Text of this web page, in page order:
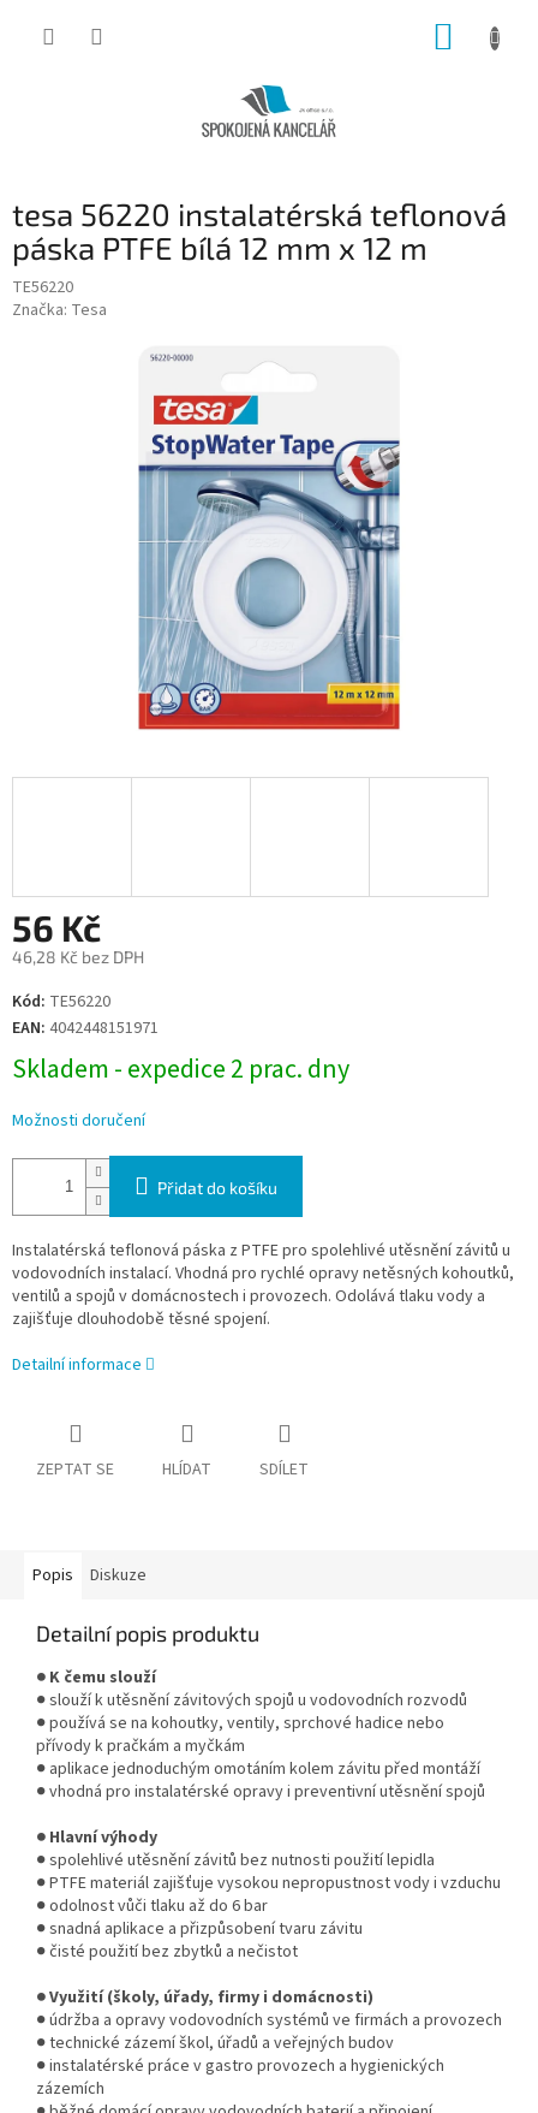
tesa 56220 instalatérská teflonová
páska PTFE bílá 12 mm x 12 m
TE56220
Značka: Tesa
56 Kč
46,28 Kč bez DPH
Měrná
cena:
Kód: TE56220
EAN: 4042448151971
Skladem - expedice 2 prac. dny
Možnosti doručení
Přidat do košíku
Instalatérská teflonová páska z PTFE pro spolehlivé utěsnění závitů u
vodovodních instalací. Vhodná pro rychlé opravy netěsných kohoutků,
ventilů a spojů v domácnostech i provozech. Odolává tlaku vody a
zajišťuje dlouhodobě těsné spojení.
Detailní informace
ZEPTAT SE HLÍDAT SDÍLET
Popis Diskuze
Detailní popis produktu
● K čemu slouží
● slouží k utěsnění závitových spojů u vodovodních rozvodů
● používá se na kohoutky, ventily, sprchové hadice nebo
přívody k pračkám a myčkám
● aplikace jednoduchým omotáním kolem závitu před montáží
● vhodná pro instalatérské opravy i preventivní utěsnění spojů
● Hlavní výhody
● spolehlivé utěsnění závitů bez nutnosti použití lepidla
● PTFE materiál zajišťuje vysokou nepropustnost vody i vzduchu
● odolnost vůči tlaku až do 6 bar
● snadná aplikace a přizpůsobení tvaru závitu
● čisté použití bez zbytků a nečistot
● Využití (školy, úřady, firmy i domácnosti)
● údržba a opravy vodovodních systémů ve firmách a provozech
● technické zázemí škol, úřadů a veřejných budov
● instalatérské práce v gastro provozech a hygienických
zázemích